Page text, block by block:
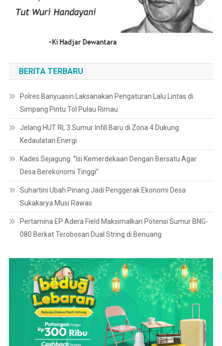
BERITA TERBARU
Polres Banyuasin Laksanakan Pengaturan Lalu Lintas di
Simpang Pintu Tol Pulau Rimau
Jelang HUT RI, 3 Sumur Infill Baru di Zona 4 Dukung
Kedaulatan Energi
Kades Sejagung. ”Isi Kemerdekaan Dengan Bersatu Agar
Desa Berekonomi Tinggi”
Suhartini Ubah Pinang Jadi Penggerak Ekonomi Desa
Sukakarya Musi Rawas
Pertamina EP Adera Field Maksimalkan Potensi Sumur BNG-
080 Berkat Terobosan Dual String di Benuang